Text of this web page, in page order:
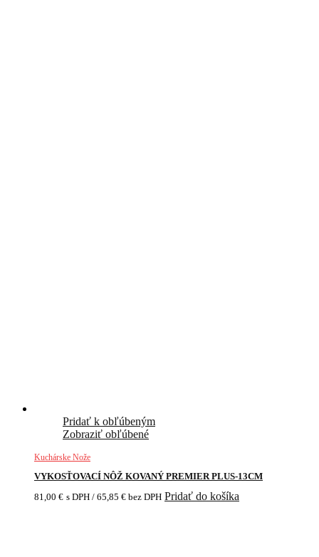
Pridať k obľúbeným
Zobraziť obľúbené
Kuchárske Nože
VYKOSŤOVACÍ NÔŽ KOVANÝ PREMIER PLUS-13CM
81,00 € s DPH / 65,85 € bez DPH Pridať do košíka